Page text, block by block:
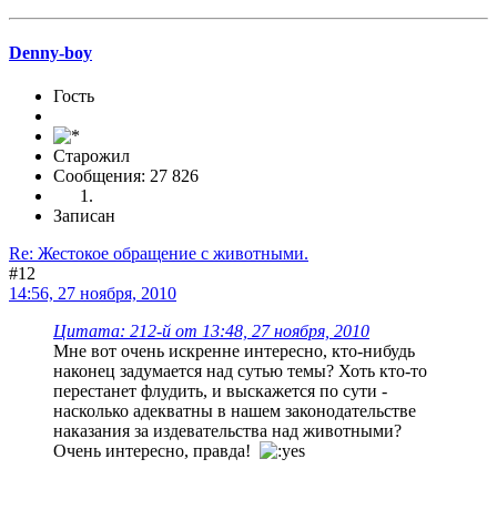
Denny-boy
Гость
Старожил
Сообщения: 27 826
Записан
Re: Жестокое обращение с животными.
#12
14:56, 27 ноября, 2010
Цитата: 212-й от 13:48, 27 ноября, 2010
Мне вот очень искренне интересно, кто-нибудь
наконец задумается над сутью темы? Хоть кто-то
перестанет флудить, и выскажется по сути -
насколько адекватны в нашем законодательстве
наказания за издевательства над животными?
Очень интересно, правда!